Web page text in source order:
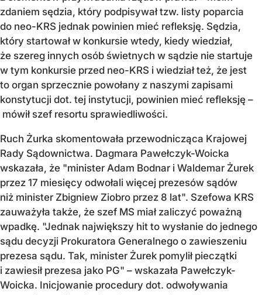
zdaniem sędzia, który podpisywał tzw. listy poparcia
do neo-KRS jednak powinien mieć refleksję. Sędzia,
który startował w konkursie wtedy, kiedy wiedział,
że szereg innych osób świetnych w sądzie nie startuje
w tym konkursie przed neo-KRS i wiedział też, że jest
to organ sprzecznie powołany z naszymi zapisami
konstytucji dot. tej instytucji, powinien mieć refleksję –
mówił szef resortu sprawiedliwości.
Ruch Żurka skomentowała przewodnicząca Krajowej
Rady Sądownictwa. Dagmara Pawełczyk-Woicka
wskazała, że "minister Adam Bodnar i Waldemar Żurek
przez 17 miesięcy odwołali więcej prezesów sądów
niż minister Zbigniew Ziobro przez 8 lat". Szefowa KRS
zauważyła także, że szef MS miał zaliczyć poważną
wpadkę. "Jednak największy hit to wysłanie do jednego
sądu decyzji Prokuratora Generalnego o zawieszeniu
prezesa sądu. Tak, minister Żurek pomylił pieczątki
i zawiesił prezesa jako PG" – wskazała Pawełczyk-
Woicka. Inicjowanie procedury dot. odwoływania